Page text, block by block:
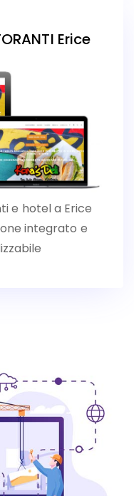
Erice
e hotel a Erice
integrato e